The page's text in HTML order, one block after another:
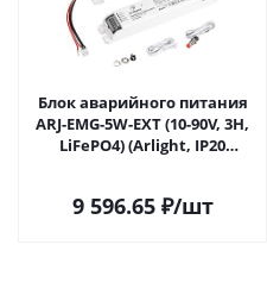
Блок аварийного питания
ARJ-EMG-5W-EXT (10-90V, 3H,
LiFePO4) (Arlight, IP20
9 596.65₽/шт